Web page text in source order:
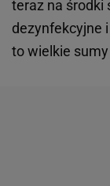
teraz na środki
dezynfekcyjne
to wielkie sumy